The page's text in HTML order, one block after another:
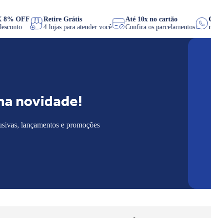
PIX 8% OFF
de desconto
Retire Grátis
4 lojas para atender você
Até 10x no cartão
Confira os parcelamentos
novidade!
lançamentos e promoções